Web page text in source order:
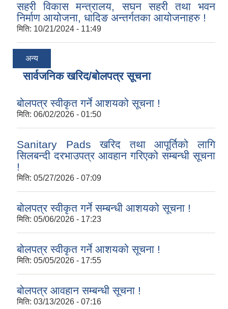
सहरी विकास मन्त्रालय, सघन सहरी तथा भवन
निर्माण आयोजना, धादिङ अन्तर्गतका आयोजनाहरु !
मिति: 10/21/2024 - 11:49
अन्य
सार्वजनिक खरिद/बोलपत्र सूचना
बोलपत्र स्वीकृत गर्ने आशयको सूचना !
मिति: 06/02/2026 - 01:50
Sanitary Pads खरिद तथा आपूर्तिको लागि
सिलबन्दी दरभाउपत्र आवहान गरिएको सम्बन्धी सूचना
!
मिति: 05/27/2026 - 07:09
बोलपत्र स्वीकृत गर्ने सम्बन्धी आशयको सूचना !
मिति: 05/06/2026 - 17:23
बोलपत्र स्वीकृत गर्ने आशयको सूचना !
मिति: 05/05/2026 - 17:55
बोलपत्र आवहान सम्बन्धी सूचना !
मिति: 03/13/2026 - 07:16